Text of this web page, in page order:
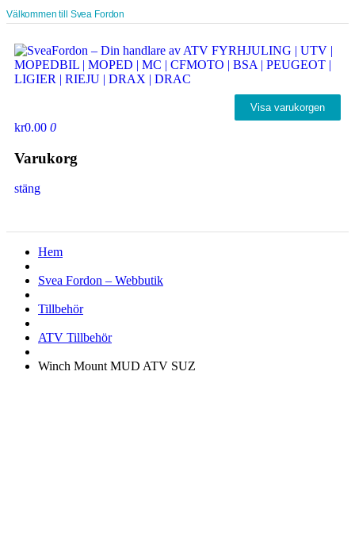
Välkommen till Svea Fordon
Visa varukorgen
kr0.00 0
Varukorg
stäng
Hem
Svea Fordon – Webbutik
Tillbehör
ATV Tillbehör
Winch Mount MUD ATV SUZ